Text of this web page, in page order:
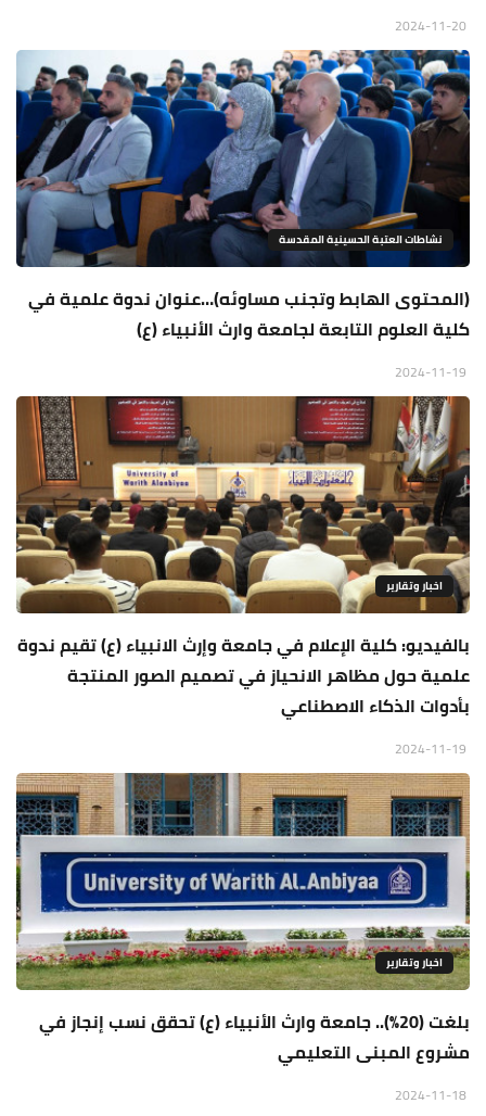
نشاطات العتبة الحسينية المقدسة
(المحتوى الهابط وتجنب مساوئه)…عنوان ندوة علمية في
كلية العلوم التابعة لجامعة وارث الأنبياء (ع)
اخبار وتقارير
بالفيديو: كلية الإعلام في جامعة وإرث الانبياء (ع) تقيم ندوة
علمية حول مظاهر الانحياز في تصميم الصور المنتجة
بأدوات الذكاء الاصطناعي
اخبار وتقارير
بلغت (20%).. جامعة وارث الأنبياء (ع) تحقق نسب إنجاز في
مشروع المبنى التعليمي